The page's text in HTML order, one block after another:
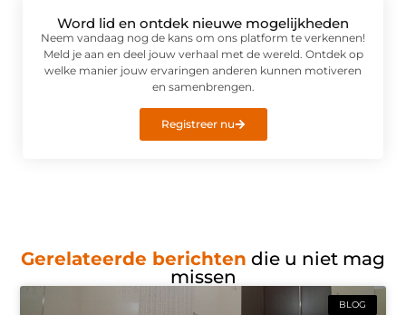
Word lid en ontdek nieuwe mogelijkheden
Neem vandaag nog de kans om ons platform te verkennen!
Meld je aan en deel jouw verhaal met de wereld. Ontdek op
welke manier jouw ervaringen anderen kunnen motiveren
en samenbrengen.
Registreer nu
Gerelateerde berichten die u niet mag
missen
BLOG